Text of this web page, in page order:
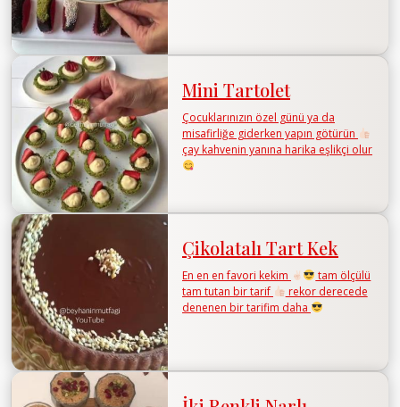
Mini Tartolet
Çocuklarınızın özel günü ya da
misafirliğe giderken yapın götürün
çay kahvenin yanına harika eşlikçi olur
Çikolatalı Tart Kek
En en en favori kekim
tam ölçülü
tam tutan bir tarif
rekor derecede
denenen bir tarifim daha